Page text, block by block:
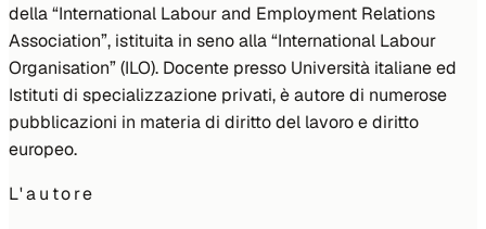
della “International Labour and Employment Relations
Association”, istituita in seno alla “International Labour
Organisation” (ILO). Docente presso Università italiane ed
Istituti di specializzazione privati, è autore di numerose
pubblicazioni in materia di diritto del lavoro e diritto
europeo.
L'autore